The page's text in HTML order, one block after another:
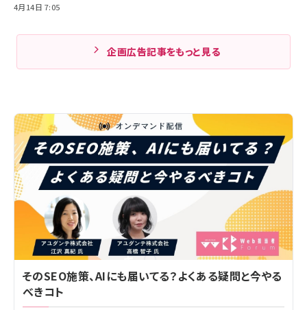
4月14日 7:05
企画広告記事をもっと見る
そのSEO施策、AIにも届いてる？よくある疑問と今やる
べきコト